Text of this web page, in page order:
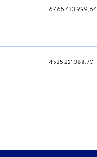
6 465 433 999,64
4 535 221 388,70